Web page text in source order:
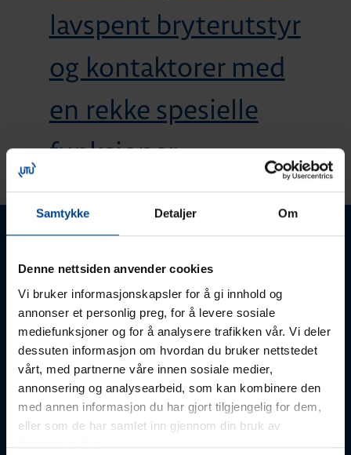
Samtykke Detaljer Om
Denne nettsiden anvender cookies
Vi bruker informasjonskapsler for å gi innhold og
annonser et personlig preg, for å levere sosiale
mediefunksjoner og for å analysere trafikken vår. Vi deler
dessuten informasjon om hvordan du bruker nettstedet
vårt, med partnerne våre innen sosiale medier,
annonsering og analysearbeid, som kan kombinere den
med annen informasjon du har gjort tilgjengelig for dem,
eller som de har samlet inn gjennom din bruk av
tjenestene deres.
lavspent bryterutstyr
og kontaktorer med
en rekke spesielle
funksjoner.